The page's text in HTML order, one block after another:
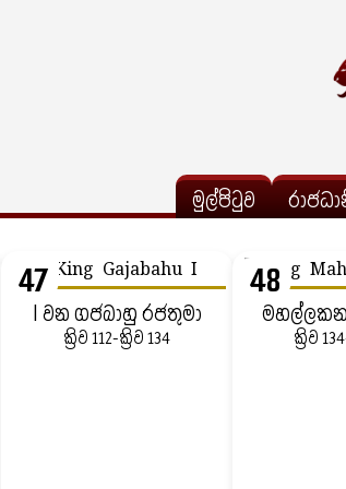
මුල්පිටුව
47
I වන ගජබාහු රජතුමා
ක්‍රිව 112-ක්‍රිව 134
48
ක්‍රිව